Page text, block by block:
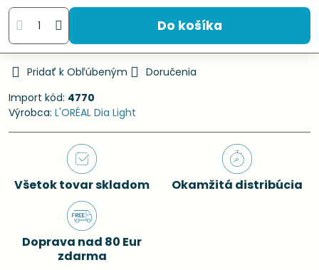
Do košíka
Pridať k Obľúbeným
Doručenia
Import kód: 4770
Výrobca: L'ORÉAL Dia Light
Všetok tovar skladom Okamžitá distribúcia
Doprava nad 80 Eur
zdarma